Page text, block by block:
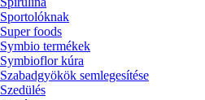
Sportolóknak
Super foods
Symbio termékek
Symbioflor kúra
Szabadgyökök semlegesítése
Szedülés